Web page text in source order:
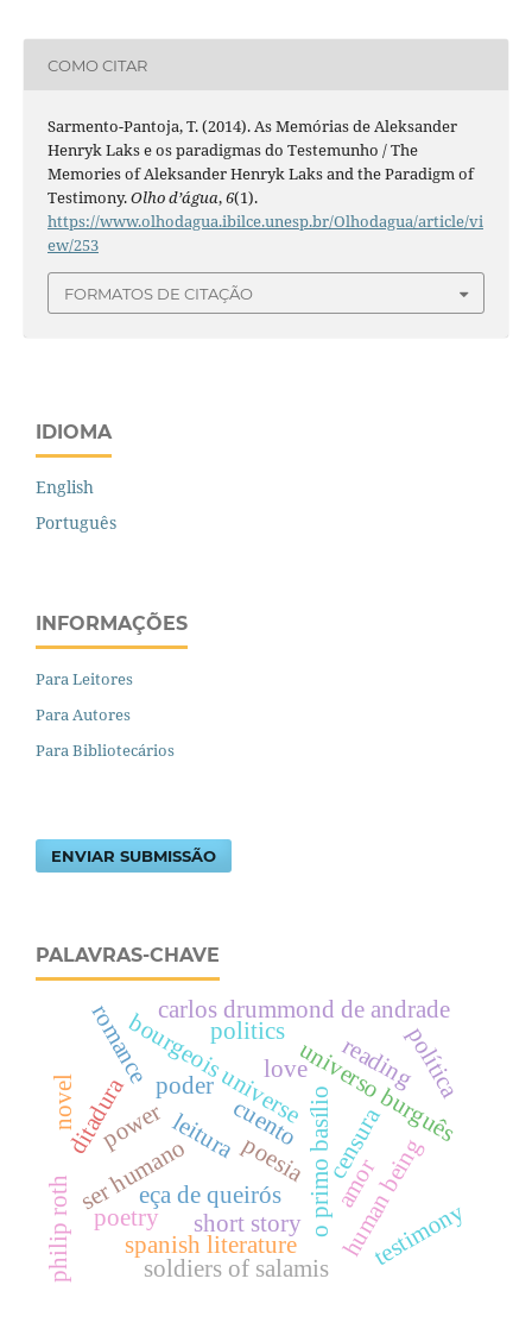
COMO CITAR
Sarmento-Pantoja, T. (2014). As Memórias de Aleksander
Henryk Laks e os paradigmas do Testemunho / The
Memories of Aleksander Henryk Laks and the Paradigm of
Testimony.Olho d’água,6(1).
https://www.olhodagua.ibilce.unesp.br/Olhodagua/article/vi
ew/253
FORMATOS DE CITAÇÃO
IDIOMA
English
Português
INFORMAÇÕES
Para Leitores
Para Autores
Para Bibliotecários
ENVIAR SUBMISSÃO
PALAVRAS-CHAVE
eça de queirós
leitura o primo basílio
poder universo burguês
bourgeois universe
power
reading
amor
carlos drummond de andrade
poesia
ser humano human being
love
poetry
cuento
short story
spanish literature
ditadura
testimony
philip roth soldiers of salamis
censura
política
romance
novel
politics